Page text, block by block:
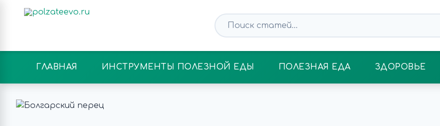
ГЛАВНАЯ ИНСТРУМЕНТЫ ПОЛЕЗНОЙ ЕДЫ ПОЛЕЗНАЯ ЕДА ЗДОРОВЬЕ